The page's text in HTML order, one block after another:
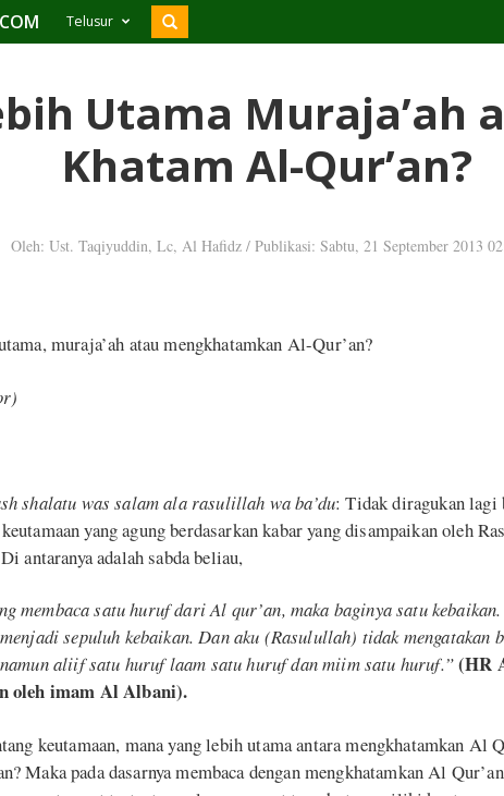
Telusur
Utama Muraja’ah
Khatam Al-Qur’an?
Oleh: Ust. Taqiyuddin, Lc, Al Hafidz / Publikasi: Sabtu, 21 September 2013
muraja’ah atau mengkhatamkan Al-Qur’an?
shalatu was salam ala rasulillah wa ba’du: Tidak diragukan lagi
yang agung berdasarkan kabar yang disampaikan oleh
antaranya adalah sabda beliau,
membaca satu huruf dari Al qur’an, maka baginya satu
sepuluh kebaikan. Dan aku (Rasulullah) tidak mengatakan
aliif satu huruf laam satu huruf dan miim satu huruf.”(HR
oleh imam Al Albani).
keutamaan, mana yang lebih utama antara mengkhatamkan Al
Maka pada dasarnya membaca dengan mengkhatamkan Al